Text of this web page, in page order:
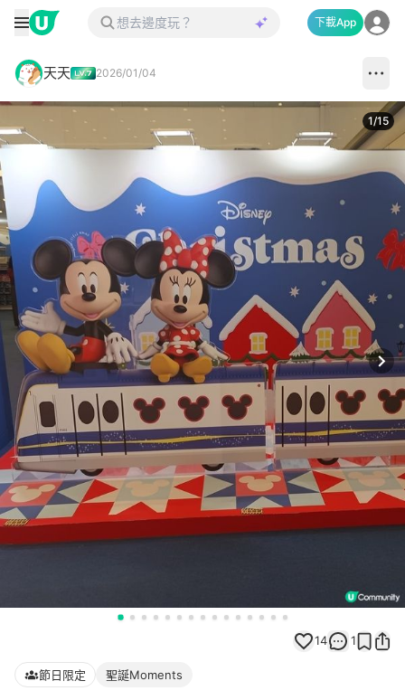
下載App
天天 2026/01/04
1/15
14 1
節日限定 聖誕Moments